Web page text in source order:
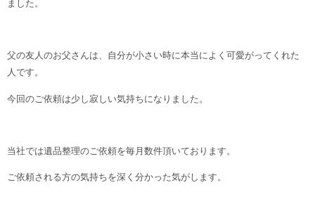
ました。
父の友人のお父さんは、自分が小さい時に本当によく可愛がってくれた
人です。
今回のご依頼は少し寂しい気持ちになりました。
当社では遺品整理のご依頼を毎月数件頂いております。
ご依頼される方の気持ちを深く分かった気がします。